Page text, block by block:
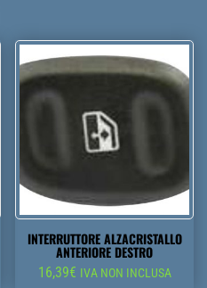
INTERRUTTORE ALZACRISTALLO
ANTERIORE DESTRO
16,39€ IVA NON INCLUSA